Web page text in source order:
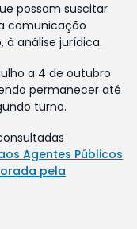
possam suscitar
comunicação
à análise jurídica.
a 4 de outubro
permanecer até
turno.
Agentes Públicos
pela